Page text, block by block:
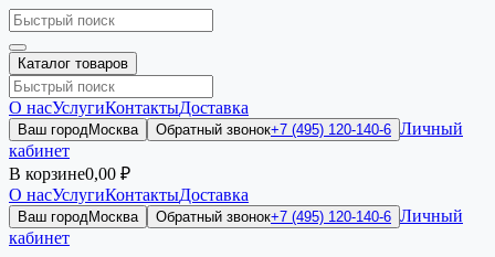
Каталог товаров
О насУслугиКонтактыДоставка
Ваш городМосква Обратный звонок+7 (495) 120-140-6 Личный
кабинет
В корзине0,00 ₽
О насУслугиКонтактыДоставка
Ваш городМосква Обратный звонок+7 (495) 120-140-6 Личный
кабинет